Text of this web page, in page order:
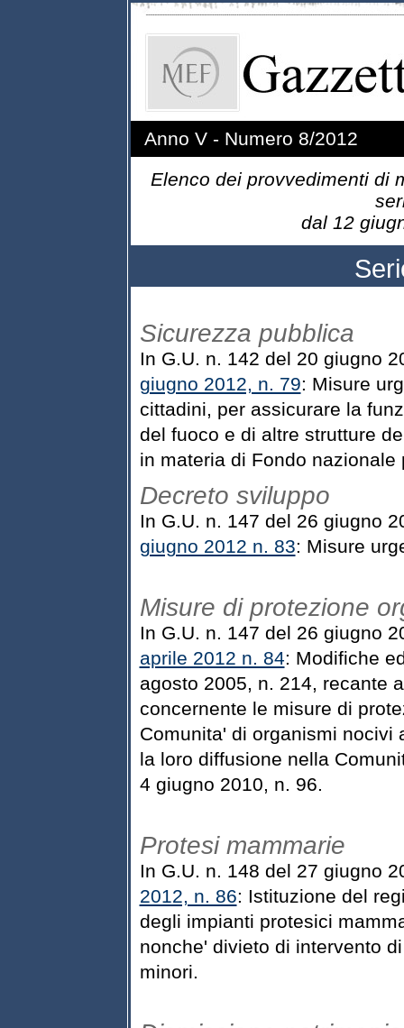
Anno V - Numero 8/2012
Elenco dei provvedimenti di
dal 12
Sicurezza pubblica
In G.U. n. 142 del 20 giugno
giugno 2012, n. 79: Misure
cittadini, per assicurare la
del fuoco e di altre strutture
in materia di Fondo
Decreto sviluppo
In G.U. n. 147 del 26 giugno
giugno 2012 n. 83: Misure
Misure di protezione
In G.U. n. 147 del 26 giugno
aprile 2012 n. 84: Modifiche
agosto 2005, n. 214, recante
concernente le misure di
Comunita' di organismi nocivi
la loro diffusione nella
4 giugno 2010, n. 96.
Protesi mammarie
In G.U. n. 148 del 27 giugno
2012, n. 86: Istituzione del
degli impianti protesici
nonche' divieto di intervento
minori.